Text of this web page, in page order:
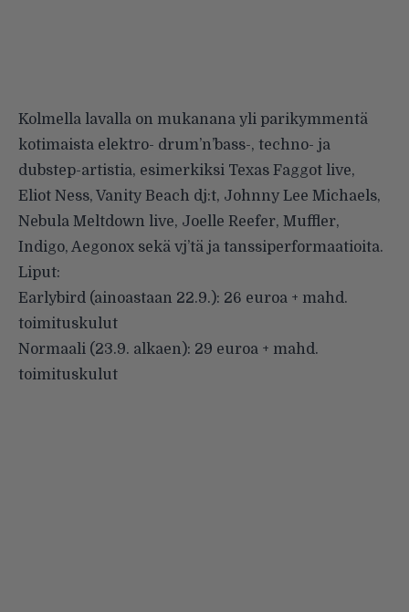
Kolmella lavalla on mukanana yli parikymmentä
kotimaista elektro- drum’n’bass-, techno- ja
dubstep-artistia, esimerkiksi Texas Faggot live,
Eliot Ness, Vanity Beach dj:t, Johnny Lee Michaels,
Nebula Meltdown live, Joelle Reefer, Muffler,
Indigo, Aegonox sekä vj’tä ja tanssiperformaatioita.
Liput:
Earlybird (ainoastaan 22.9.): 26 euroa + mahd.
toimituskulut
Normaali (23.9. alkaen): 29 euroa + mahd.
toimituskulut